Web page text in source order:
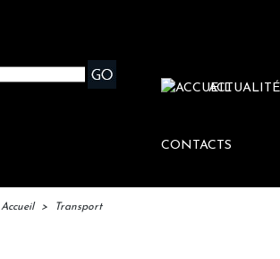
CONTACTS
Accueil > Transport